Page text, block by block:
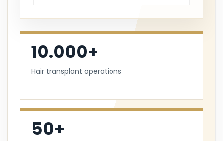
10.000+
Hair transplant operations
50+